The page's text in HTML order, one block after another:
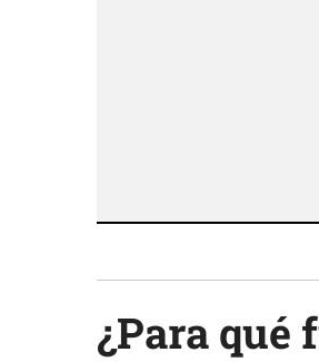
¿Para qué